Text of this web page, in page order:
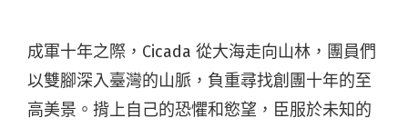
成軍十年之際，Cicada 從大海走向山林，團員們
以雙腳深入臺灣的山脈，負重尋找創團十年的至
高美景。揹上自己的恐懼和慾望，臣服於未知的